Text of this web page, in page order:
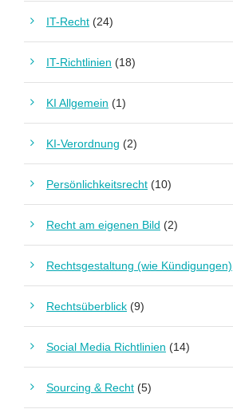
IT-Recht (24)
IT-Richtlinien (18)
KI Allgemein (1)
KI-Verordnung (2)
Persönlichkeitsrecht (10)
Recht am eigenen Bild (2)
Rechtsgestaltung (wie Kündigungen)
Rechtsüberblick (9)
Social Media Richtlinien (14)
Sourcing & Recht (5)